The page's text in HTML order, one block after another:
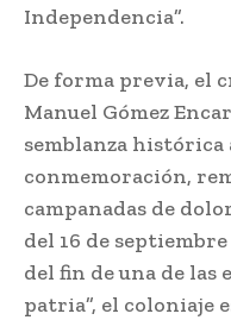
Independencia”.
De forma previa, el
Manuel Gómez
semblanza histórica
conmemoración,
campanadas de
del 16 de
del fin de una de las
patria”, el coloniaje